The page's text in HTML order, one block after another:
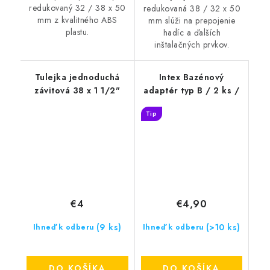
redukovaný 32 / 38 x 50
mm z kvalitného ABS
plastu.
redukovaná 38 / 32 x 50
mm slúži na prepojenie
hadíc a ďalších
inštalačných prvkov.
Tulejka jednoduchá
závitová 38 x 1 1/2"
Ihneď k odberu (9 ks)
€4
Intex Bazénový
adaptér typ B / 2 ks /
Tip
Ihneď k odberu (>10 ks)
€4,90